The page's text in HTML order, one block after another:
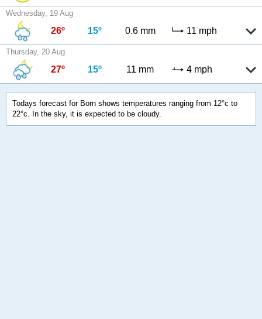
Wednesday, 19 Aug
26º 15º 0.6 mm 11 mph
Thursday, 20 Aug
27º 15º 11 mm 4 mph
Todays forecast for Born shows temperatures ranging from 12°c to
22°c. In the sky, it is expected to be cloudy.